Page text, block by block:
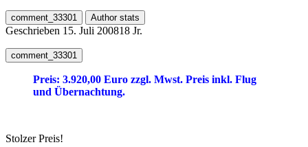
comment_33301 Author stats
Geschrieben 15. Juli 200818 Jr.
comment_33301
Preis: 3.920,00 Euro zzgl. Mwst. Preis inkl. Flug
und Übernachtung.
Stolzer Preis!